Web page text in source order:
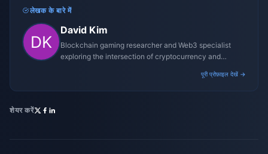
लेखक के बारे में
David Kim
Blockchain gaming researcher and Web3 specialist
exploring the intersection of cryptocurrency and
पूरी प्रोफ़ाइल देखें →
शेयर करें